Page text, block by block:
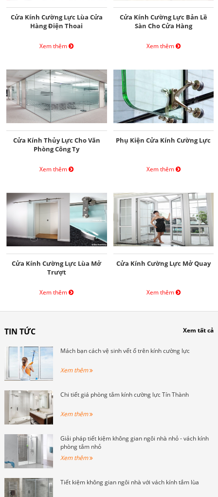
Cửa Kính Cường Lực Lùa Cửa
Hàng Điện Thoai
Xem thêm
Cửa Kính Cường Lực Bản Lề
Sàn Cho Cửa Hàng
Xem thêm
Cửa Kính Thủy Lực Cho Văn
Phòng Công Ty
Xem thêm
Phụ Kiện Cửa Kính Cường Lực
Xem thêm
Cửa Kính Cường Lực Lùa Mở
Trượt
Xem thêm
Cửa Kính Cường Lực Mở Quay
Xem thêm
TIN TỨC Xem tất cả
Mách bạn cách vệ sinh vết ố trên kính cường lực
Xem thêm
Chi tiết giá phòng tắm kính cường lực Tín Thành
Xem thêm
Giải pháp tiết kiệm không gian ngôi nhà nhỏ - vách kính
phòng tắm nhỏ
Xem thêm
Tiết kiệm không gian ngôi nhà với vách kính tắm lùa